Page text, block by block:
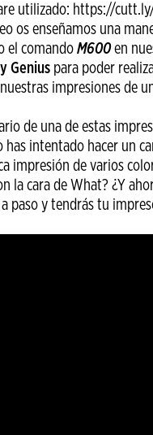
utilizado: https://
os enseñamos una
el comando M600en
Genius para poder
impresiones de
de una de estas
has intentado hacer un
impresión de varios
la cara de What? ¿Y
paso y tendrás tu